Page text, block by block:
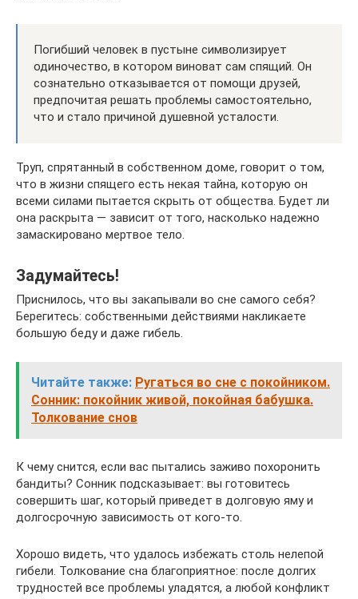
Погибший человек в пустыне символизирует
одиночество, в котором виноват сам спящий. Он
сознательно отказывается от помощи друзей,
предпочитая решать проблемы самостоятельно,
что и стало причиной душевной усталости.
Труп, спрятанный в собственном доме, говорит о том,
что в жизни спящего есть некая тайна, которую он
всеми силами пытается скрыть от общества. Будет ли
она раскрыта — зависит от того, насколько надежно
замаскировано мертвое тело.
Задумайтесь!
Приснилось, что вы закапывали во сне самого себя?
Берегитесь: собственными действиями накликаете
большую беду и даже гибель.
Читайте также: Ругаться во сне с покойником.
Сонник: покойник живой, покойная бабушка.
Толкование снов
К чему снится, если вас пытались заживо похоронить
бандиты? Сонник подсказывает: вы готовитесь
совершить шаг, который приведет в долговую яму и
долгосрочную зависимость от кого-то.
Хорошо видеть, что удалось избежать столь нелепой
гибели. Толкование сна благоприятное: после долгих
трудностей все проблемы уладятся, а любой конфликт